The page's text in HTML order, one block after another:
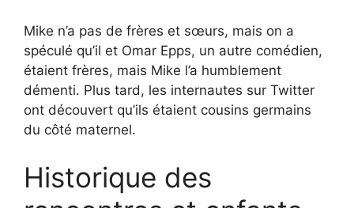
Mike n’a pas de frères et sœurs, mais on a
spéculé qu’il et Omar Epps, un autre comédien,
étaient frères, mais Mike l’a humblement
démenti. Plus tard, les internautes sur Twitter
ont découvert qu’ils étaient cousins germains
du côté maternel.
Historique des